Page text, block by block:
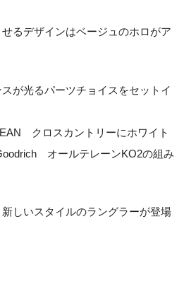
るデザインはベージュのホロがア
が光るパーツチョイスをセットイ
クロスカントリーにホワイト
オールテレーンKO2の組み
しいスタイルのラングラーが登場